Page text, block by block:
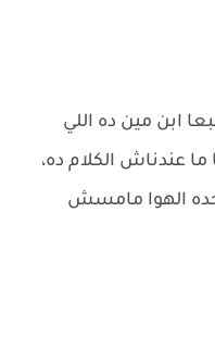
ابن مين ده اللي
عندناش الكلام ده،
الهوا مامسش